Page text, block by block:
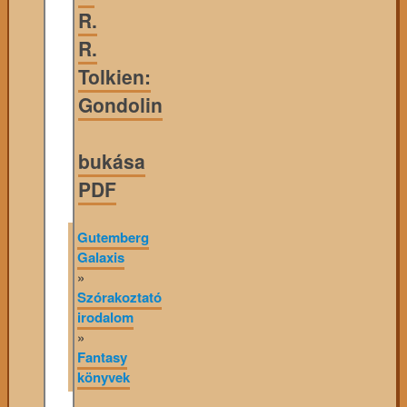
R.
R.
Tolkien:
Gondolin
bukása
PDF
Gutemberg
Galaxis
»
Szórakoztató
irodalom
»
Fantasy
könyvek